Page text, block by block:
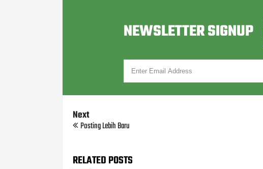
NEWSLETTER SIGNUP
Next
Posting Lebih Baru
RELATED POSTS